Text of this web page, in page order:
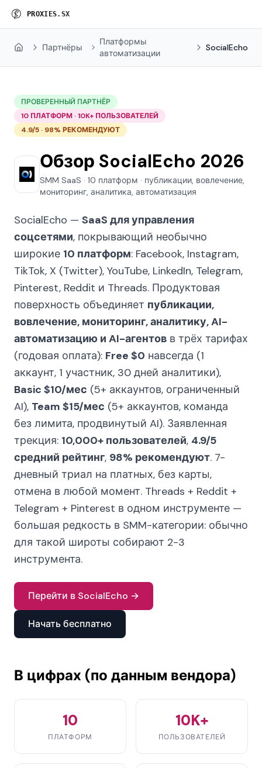
PROXI ES. SX
Home Партнёры
Платформы
автоматизации
SocialEcho
ПРОВЕРЕННЫЙ ПАРТНЁР
10 ПЛАТФОРМ · 10K+ ПОЛЬЗОВАТЕЛЕЙ
4.9/5 · 98% РЕКОМЕНДУЮТ
Обзор SocialEcho 2026
SMM SaaS · 10 платформ · публикации, вовлечение,
мониторинг, аналитика, автоматизация
SocialEcho — SaaS для управления
соцсетями, покрывающий необычно
широкие 10 платформ: Facebook, Instagram,
TikTok, X (Twitter), YouTube, LinkedIn, Telegram,
Pinterest, Reddit и Threads. Продуктовая
поверхность объединяет публикации,
вовлечение, мониторинг, аналитику, AI-
автоматизацию и AI-агентов в трёх тарифах
(годовая оплата): Free $0 навсегда (1
аккаунт, 1 участник, 30 дней аналитики),
Basic $10/мес (5+ аккаунтов, ограниченный
AI), Team $15/мес (5+ аккаунтов, команда
без лимита, продвинутый AI). Заявленная
трекция: 10,000+ пользователей, 4.9/5
средний рейтинг, 98% рекомендуют. 7-
дневный триал на платных, без карты,
отмена в любой момент. Threads + Reddit +
Telegram + Pinterest в одном инструменте —
большая редкость в SMM-категории: обычно
для такой широты собирают 2-3
инструмента.
Перейти в SocialEcho →
Начать бесплатно
В цифрах (по данным вендора)
10
ПЛАТФОРМ
10K+
ПОЛЬЗОВАТЕЛЕЙ